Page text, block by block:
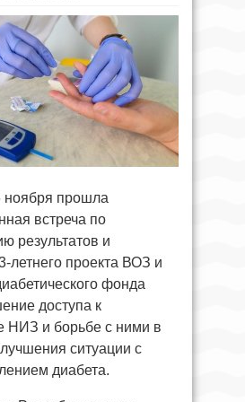
ноября прошла
встреча по
результатов и
летнего проекта ВОЗ и
фонда
доступа к
НИЗ и борьбе с ними в
ситуации с
диабета.